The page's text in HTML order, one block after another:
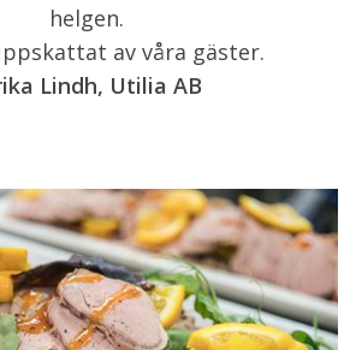
helgen.
av våra gäster.
Lindh, Utilia AB